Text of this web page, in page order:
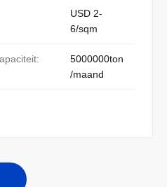
USD 2-
6/sqm
5000000ton
/maand